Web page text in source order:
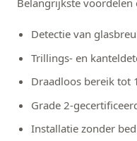
Belangrijkste voordelen
Detectie van
Trillings- en
Draadloos bereik tot
Grade 2-
Installatie zonder